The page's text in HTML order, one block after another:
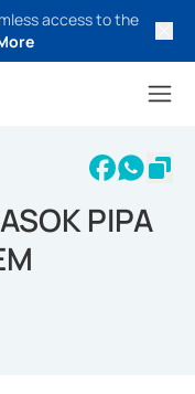
access to the
PIPA